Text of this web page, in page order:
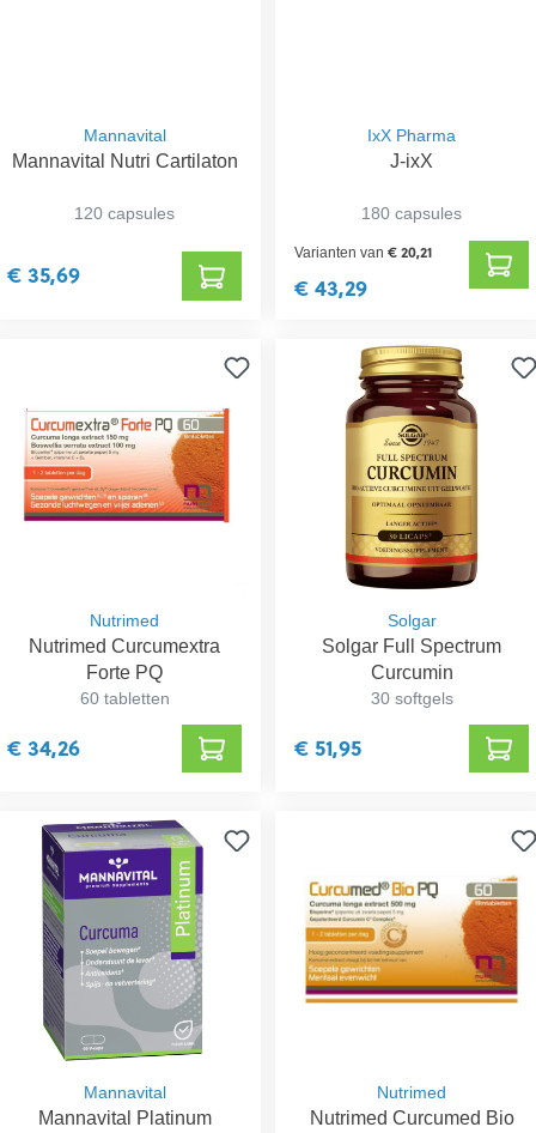
Mannavital
Mannavital Nutri Cartilaton
120 capsules
€ 35,69
IxX Pharma
J-ixX
180 capsules
Varianten van€ 20,21
€ 43,29
Nutrimed
Nutrimed Curcumextra
Forte PQ
60 tabletten
€ 34,26
Solgar
Solgar Full Spectrum
Curcumin
30 softgels
€ 51,95
Mannavital
Mannavital Platinum
Nutrimed
Nutrimed Curcumed Bio